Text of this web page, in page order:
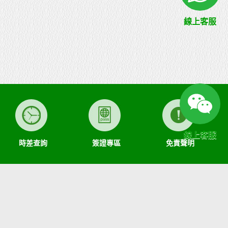
時差查詢 簽證專區 免責聲明
線上客服
線上客服